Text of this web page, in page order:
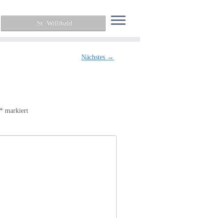
St. Willibald
Nächstes →
* markiert